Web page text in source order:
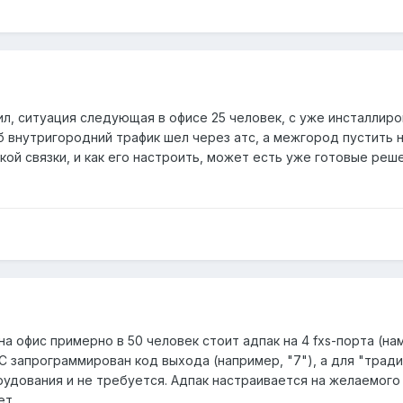
ситуация следующая в офисе 25 человек, с уже
трафик шел через атс, а межгород пустить
связки, и как его настроить, может есть уже готовые
офис примерно в 50 человек стоит адпак на 4 fxs-порта
запрограммирован код выхода (например, "7"), а для
и не требуется. Адпак настраивается на